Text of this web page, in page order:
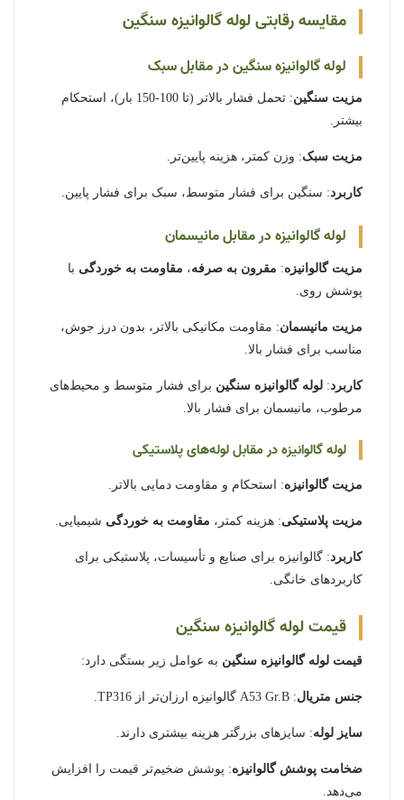
مقایسه رقابتی لوله گالوانیزه سنگین
لوله گالوانیزه سنگین در مقابل سبک
مزیت سنگین
: تحمل فشار بالاتر (تا 100-150 بار)، استحکام
بیشتر.
مزیت سبک: وزن کمتر، هزینه پایین‌تر.
کاربرد: سنگین برای فشار متوسط، سبک برای فشار پایین.
لوله گالوانیزه در مقابل مانیسمان
مزیت گالوانیزه: مقرون به صرفه، مقاومت به خوردگی با
پوشش روی.
مزیت مانیسمان: مقاومت مکانیکی بالاتر، بدون درز جوش،
مناسب برای فشار بالا.
کاربرد: لوله گالوانیزه سنگین برای فشار متوسط و محیط‌های
مرطوب، مانیسمان برای فشار بالا.
لوله گالوانیزه در مقابل لوله‌های پلاستیکی
مزیت گالوانیزه: استحکام و مقاومت دمایی بالاتر.
مزیت پلاستیکی: هزینه کمتر، مقاومت به خوردگی شیمیایی.
کاربرد: گالوانیزه برای صنایع و تأسیسات، پلاستیکی برای
کاربردهای خانگی.
قیمت لوله گالوانیزه سنگین
قیمت لوله گالوانیزه سنگین به عوامل زیر بستگی دارد:
جنس متریال: A53 Gr.B گالوانیزه ارزان‌تر از TP316.
سایز لوله: سایزهای بزرگتر هزینه بیشتری دارند.
ضخامت پوشش گالوانیزه: پوشش ضخیم‌تر قیمت را افزایش
می‌دهد.